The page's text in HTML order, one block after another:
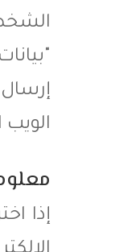
الويب
إذا